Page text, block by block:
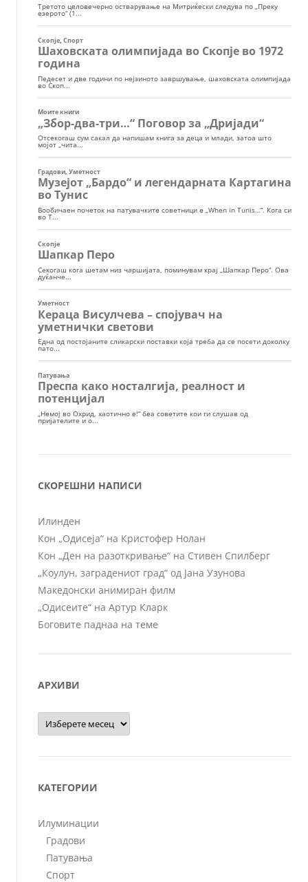
СКОРЕШНИ НАПИСИ
Илинден
Кон „Одисеја“ на Кристофер Нолан
Кон „Ден на разоткривање“ на Стивен Спилберг
„Коулун, заградениот град“ од Јана Узунова
Македонски анимиран филм
„Одисеите“ на Артур Кларк
Боговите паднаа на теме
АРХИВИ
Архиви
КАТЕГОРИИ
Илуминации
Градови
Патувања
Спорт